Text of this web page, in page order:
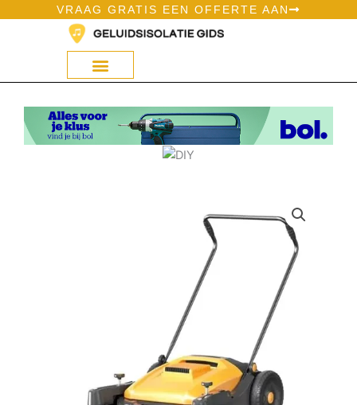
VRAAG GRATIS EEN OFFERTE AAN